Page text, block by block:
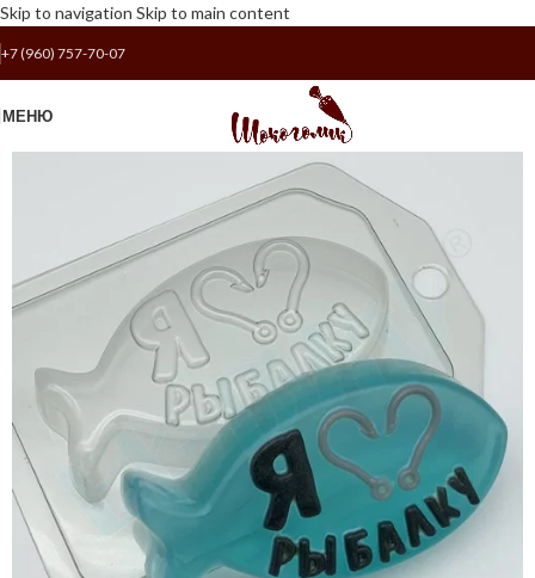
Skip to navigation Skip to main content
+7 (960) 757-70-07
МЕНЮ